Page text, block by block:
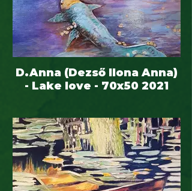
D.Anna (Dezső Ilona Anna)
- Lake love - 70x50 2021